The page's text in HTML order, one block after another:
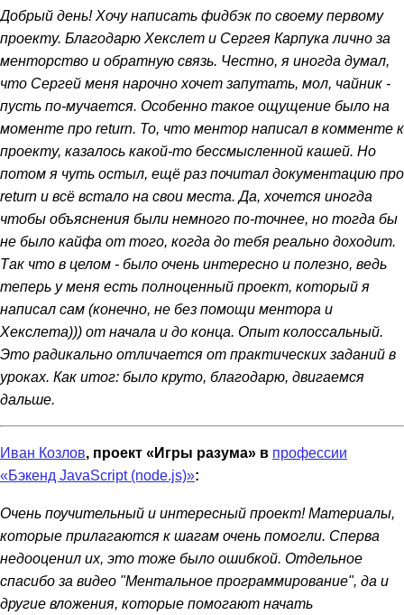
Добрый день! Хочу написать фидбэк по своему первому
проекту. Благодарю Хекслет и Сергея Карпука лично за
менторство и обратную связь. Честно, я иногда думал,
что Сергей меня нарочно хочет запутать, мол, чайник -
пусть по-мучается. Особенно такое ощущение было на
моменте про return. То, что ментор написал в комменте к
проекту, казалось какой-то бессмысленной кашей. Но
потом я чуть остыл, ещё раз почитал документацию про
return и всё встало на свои места. Да, хочется иногда
чтобы объяснения были немного по-точнее, но тогда бы
не было кайфа от того, когда до тебя реально доходит.
Так что в целом - было очень интересно и полезно, ведь
теперь у меня есть полноценный проект, который я
написал сам (конечно, не без помощи ментора и
Хекслета))) от начала и до конца. Опыт колоссальный.
Это радикально отличается от практических заданий в
уроках. Как итог: было круто, благодарю, двигаемся
дальше.
Иван Козлов, проект «Игры разума» в профессии
«Бэкенд JavaScript (node.js)»:
Очень поучительный и интересный проект! Материалы,
которые прилагаются к шагам очень помогли. Сперва
недооценил их, это тоже было ошибкой. Отдельное
спасибо за видео "Ментальное программирование", да и
другие вложения, которые помогают начать